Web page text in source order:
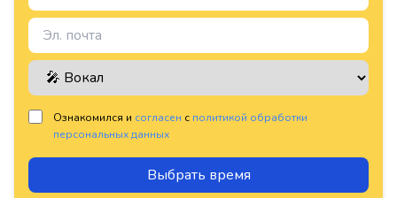
Ознакомился и согласен с политикой обработки
персональных данных
Выбрать время